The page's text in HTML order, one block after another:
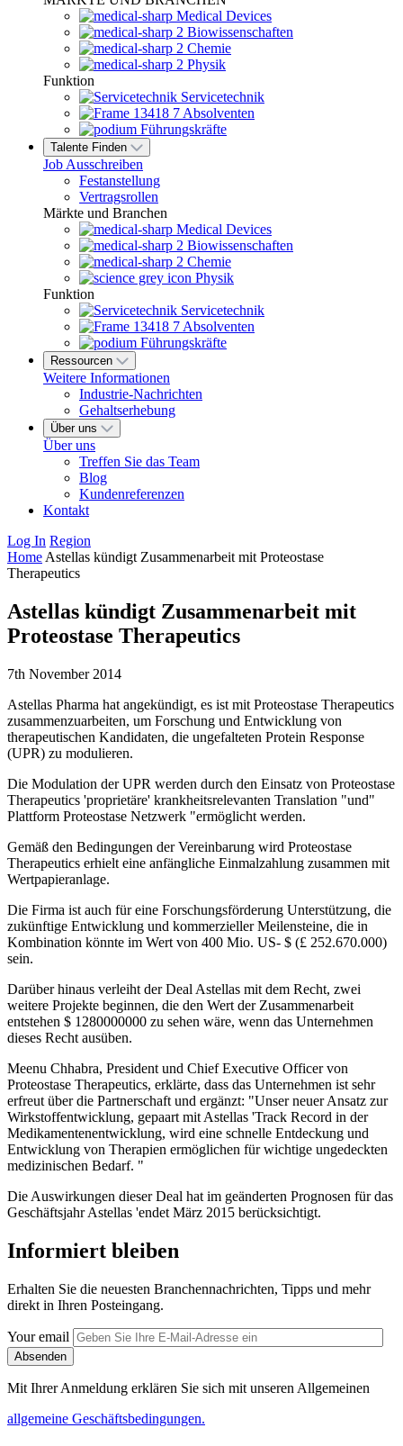
Medical Devices
Biowissenschaften
Chemie
Physik
Funktion
Servicetechnik
Absolventen
Führungskräfte
Talente Finden
Job Ausschreiben
Festanstellung
Vertragsrollen
Märkte und Branchen
Medical Devices
Biowissenschaften
Chemie
Physik
Funktion
Servicetechnik
Absolventen
Führungskräfte
Ressourcen
Weitere Informationen
Industrie-Nachrichten
Gehaltserhebung
Über uns
Über uns
Treffen Sie das Team
Blog
Kundenreferenzen
Kontakt
Log In Region
Home Astellas kündigt Zusammenarbeit mit Proteostase
Therapeutics
Astellas kündigt Zusammenarbeit mit
Proteostase Therapeutics
7th November 2014
Astellas Pharma hat angekündigt, es ist mit Proteostase Therapeutics
zusammenzuarbeiten, um Forschung und Entwicklung von
therapeutischen Kandidaten, die ungefalteten Protein Response
(UPR) zu modulieren.
Die Modulation der UPR werden durch den Einsatz von Proteostase
Therapeutics 'proprietäre' krankheitsrelevanten Translation "und"
Plattform Proteostase Netzwerk "ermöglicht werden.
Gemäß den Bedingungen der Vereinbarung wird Proteostase
Therapeutics erhielt eine anfängliche Einmalzahlung zusammen mit
Wertpapieranlage.
Die Firma ist auch für eine Forschungsförderung Unterstützung, die
zukünftige Entwicklung und kommerzieller Meilensteine, die in
Kombination könnte im Wert von 400 Mio. US- $ (£ 252.670.000)
sein.
Darüber hinaus verleiht der Deal Astellas mit dem Recht, zwei
weitere Projekte beginnen, die den Wert der Zusammenarbeit
entstehen $ 1280000000 zu sehen wäre, wenn das Unternehmen
dieses Recht ausüben.
Meenu Chhabra, President und Chief Executive Officer von
Proteostase Therapeutics, erklärte, dass das Unternehmen ist sehr
erfreut über die Partnerschaft und ergänzt: "Unser neuer Ansatz zur
Wirkstoffentwicklung, gepaart mit Astellas 'Track Record in der
Medikamentenentwicklung, wird eine schnelle Entdeckung und
Entwicklung von Therapien ermöglichen für wichtige ungedeckten
medizinischen Bedarf. "
Die Auswirkungen dieser Deal hat im geänderten Prognosen für das
Geschäftsjahr Astellas 'endet März 2015 berücksichtigt.
Informiert bleiben
Erhalten Sie die neuesten Branchennachrichten, Tipps und mehr
direkt in Ihren Posteingang.
Your email
Absenden
Mit Ihrer Anmeldung erklären Sie sich mit unseren Allgemeinen
allgemeine Geschäftsbedingungen.